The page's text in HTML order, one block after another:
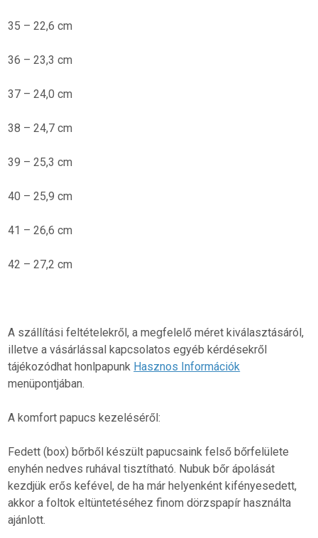
35 – 22,6 cm
36 – 23,3 cm
37 – 24,0 cm
38 – 24,7 cm
39 – 25,3 cm
40 – 25,9 cm
41 – 26,6 cm
42 – 27,2 cm
A szállítási feltételekről, a megfelelő méret kiválasztásáról,
illetve a vásárlással kapcsolatos egyéb kérdésekről
tájékozódhat honlpapunk Hasznos Információk
menüpontjában.
A komfort papucs kezeléséről:
Fedett (box) bőrből készült papucsaink felső bőrfelülete
enyhén nedves ruhával tisztítható. Nubuk bőr ápolását
kezdjük erős kefével, de ha már helyenként kifényesedett,
akkor a foltok eltüntetéséhez finom dörzspapír használta
ajánlott.